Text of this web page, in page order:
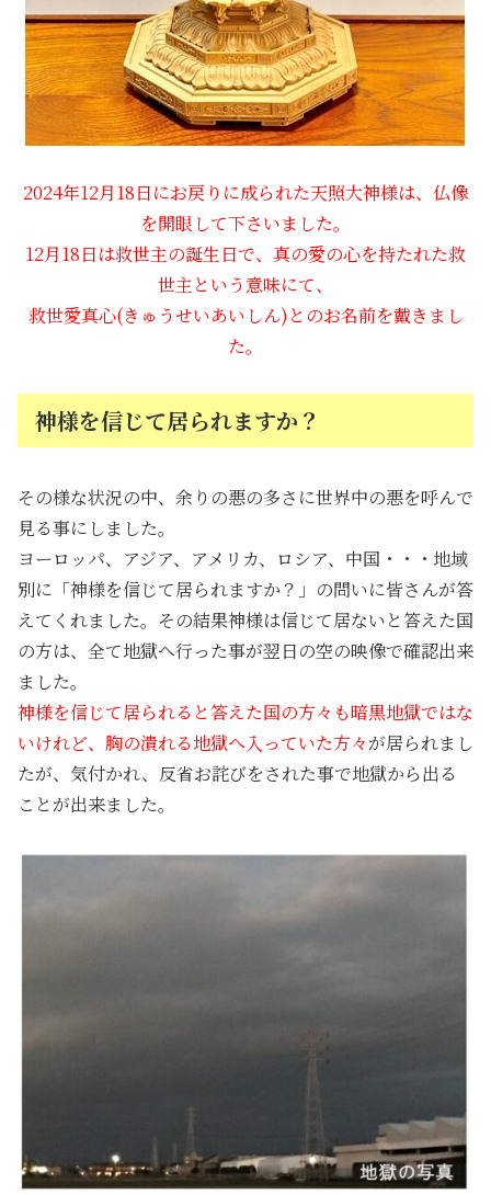
2024年12月18日にお戻りに成られた天照大神様は、仏像
を開眼して下さいました。
12月18日は救世主の誕生日で、真の愛の心を持たれた救
世主という意味にて、
救世愛真心(きゅうせいあいしん)とのお名前を戴きまし
た。
神様を信じて居られますか？
その様な状況の中、余りの悪の多さに世界中の悪を呼んで
見る事にしました。
ヨーロッパ、アジア、アメリカ、ロシア、中国・・・地域
別に「神様を信じて居られますか？」の問いに皆さんが答
えてくれました。その結果神様は信じて居ないと答えた国
の方は、全て地獄へ行った事が翌日の空の映像で確認出来
ました。
神様を信じて居られると答えた国の方々も暗黒地獄ではな
いけれど、胸の潰れる地獄へ入っていた方々が居られまし
たが、気付かれ、反省お詫びをされた事で地獄から出る
ことが出来ました。